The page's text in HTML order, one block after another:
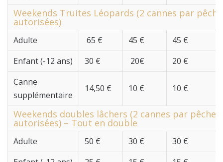
Weekends Truites Léopards (2 cannes par
autorisées)
Adulte 65 € 45 €
45 €
Enfant (-12 ans)
30 € 20€
20 €
Canne
supplémentaire
14,50 € 10 € 10 €
Weekends doubles lâchers (2 cannes par
autorisées) – Tout en double
Adulte 50 € 30 €
30 €